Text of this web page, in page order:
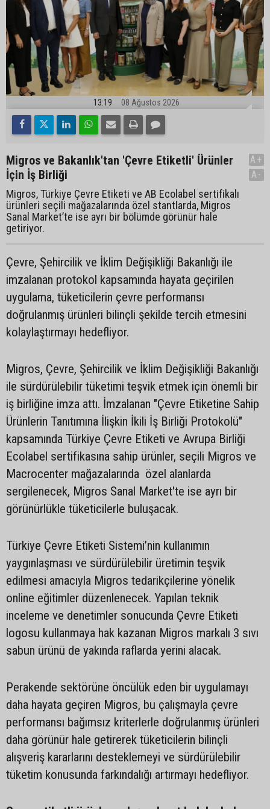
13:19 08 Ağustos 2026
Migros ve Bakanlık'tan 'Çevre Etiketli' Ürünler
İçin İş Birliği
Migros, Türkiye Çevre Etiketi ve AB Ecolabel sertifikalı
ürünleri seçili mağazalarında özel stantlarda, Migros
Sanal Market’te ise ayrı bir bölümde görünür hale
getiriyor.
A+
A-
Çevre, Şehircilik ve İklim Değişikliği Bakanlığı ile
imzalanan protokol kapsamında hayata geçirilen
uygulama, tüketicilerin çevre performansı
doğrulanmış ürünleri bilinçli şekilde tercih etmesini
kolaylaştırmayı hedefliyor.
Migros, Çevre, Şehircilik ve İklim Değişikliği Bakanlığı
ile sürdürülebilir tüketimi teşvik etmek için önemli bir
iş birliğine imza attı. İmzalanan "Çevre Etiketine Sahip
Ürünlerin Tanıtımına İlişkin İkili İş Birliği Protokolü"
kapsamında Türkiye Çevre Etiketi ve Avrupa Birliği
Ecolabel sertifikasına sahip ürünler, seçili Migros ve
Macrocenter mağazalarında özel alanlarda
sergilenecek, Migros Sanal Market'te ise ayrı bir
görünürlükle tüketicilerle buluşacak.
Türkiye Çevre Etiketi Sistemi’nin kullanımın
yaygınlaşması ve sürdürülebilir üretimin teşvik
edilmesi amacıyla Migros tedarikçilerine yönelik
online eğitimler düzenlenecek. Yapılan teknik
inceleme ve denetimler sonucunda Çevre Etiketi
logosu kullanmaya hak kazanan Migros markalı 3 sıvı
sabun ürünü de yakında raflarda yerini alacak.
Perakende sektörüne öncülük eden bir uygulamayı
daha hayata geçiren Migros, bu çalışmayla çevre
performansı bağımsız kriterlerle doğrulanmış ürünleri
daha görünür hale getirerek tüketicilerin bilinçli
alışveriş kararlarını desteklemeyi ve sürdürülebilir
tüketim konusunda farkındalığı artırmayı hedefliyor.